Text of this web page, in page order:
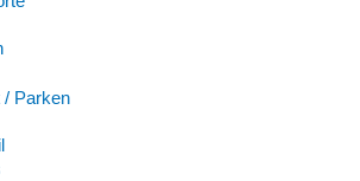
/ Parken